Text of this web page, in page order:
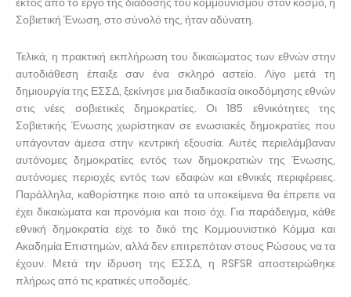
Σοβιετική Ένωση, στο σύνολό της, ήταν αδύνατη.
Τελικά, η πρακτική εκπλήρωση του δικαιώματος των εθνών στην
αυτοδιάθεση έπαιξε σαν ένα σκληρό αστείο. Λίγο μετά τη
δημιουργία της ΕΣΣΔ, ξεκίνησε μια διαδικασία οικοδόμησης εθνών
στις νέες σοβιετικές δημοκρατίες. Οι 185 εθνικότητες της
Σοβιετικής Ένωσης χωρίστηκαν σε ενωσιακές δημοκρατίες που
υπάγονταν άμεσα στην κεντρική εξουσία. Αυτές περιελάμβαναν
αυτόνομες δημοκρατίες εντός των δημοκρατιών της Ένωσης,
αυτόνομες περιοχές εντός των εδαφών και εθνικές περιφέρειες.
Παράλληλα, καθορίστηκε ποιο από τα υποκείμενα θα έπρεπε να
έχει δικαιώματα και προνόμια και ποιο όχι. Για παράδειγμα, κάθε
εθνική δημοκρατία είχε το δικό της Κομμουνιστικό Κόμμα και
Ακαδημία Επιστημών, αλλά δεν επιτρεπόταν στους Ρώσους να τα
έχουν. Μετά την ίδρυση της ΕΣΣΔ, η RSFSR αποστειρώθηκε
πλήρως από τις κρατικές υποδομές.